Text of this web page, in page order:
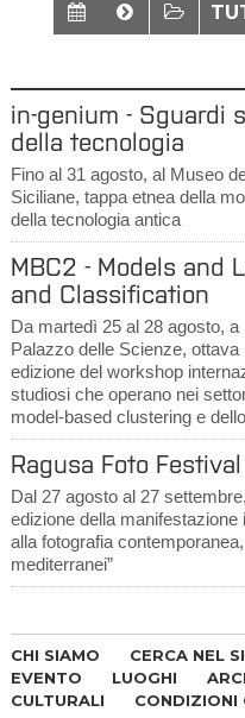
in-genium - Sguardi
della tecnologia
Fino al 31 agosto, al Museo
Siciliane, tappa etnea della
della tecnologia antica
MBC2 - Models and
and Classification
Da martedì 25 al 28 agosto, a
Palazzo delle Scienze, ottava
edizione del workshop
studiosi che operano nei
model-based clustering e
Ragusa Foto Festival
Dal 27 agosto al 27
edizione della manifestazione
alla fotografia
mediterranei”
CHI SIAMO CERCA NEL
EVENTO
LUOGHI
CULTURALI
CONDIZIONI